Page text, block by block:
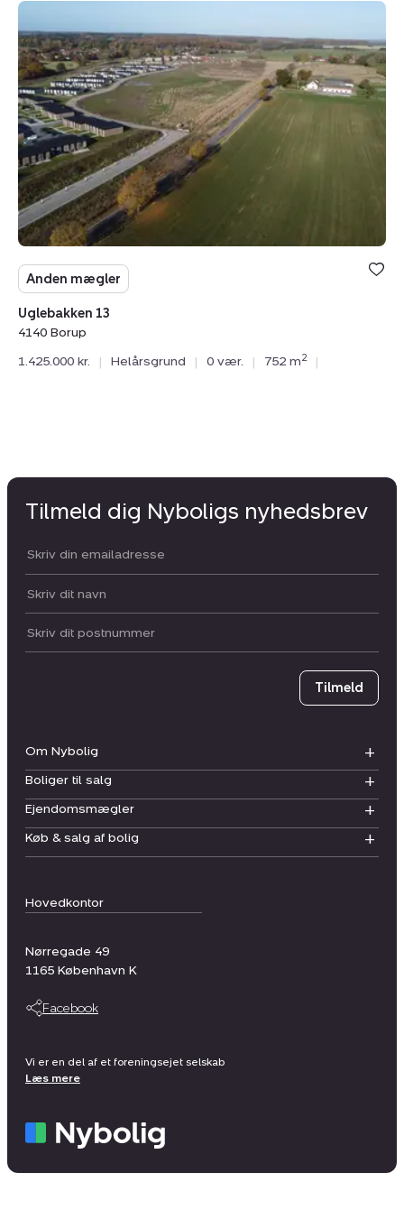
Uglebakken
13,
4140
Borup
Anden mægler
Uglebakken 13
4140 Borup
1.425.000 kr.
| Helårsgrund | 0 vær. | 752 m2 |
Hovedkontor
Nørregade 49
1165 København K
Facebook
Om Nybolig
Boliger til salg
Ejendomsmægler
Køb & salg af bolig
Tilmeld dig Nyboligs nyhedsbrev
Din email:
Dit navn:
Postnummer
Tilmeld
Vi er en del af et foreningsejet selskab
Læs mere